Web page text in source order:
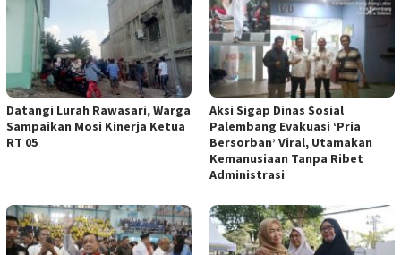
Datangi Lurah Rawasari, Warga
Sampaikan Mosi Kinerja Ketua
RT 05
Aksi Sigap Dinas Sosial
Palembang Evakuasi ‘Pria
Bersorban’ Viral, Utamakan
Kemanusiaan Tanpa Ribet
Administrasi